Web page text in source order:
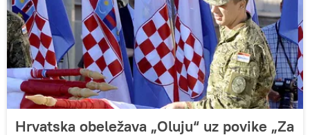
Hrvatska obeležava „Oluju“ uz povike „Za